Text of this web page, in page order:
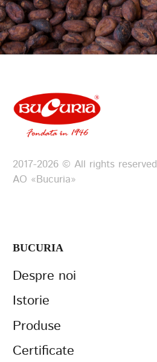
2017-2026 © All rights reserved
АО «Bucuria»
BUCURIA
Despre noi
Istorie
Produse
Certificate